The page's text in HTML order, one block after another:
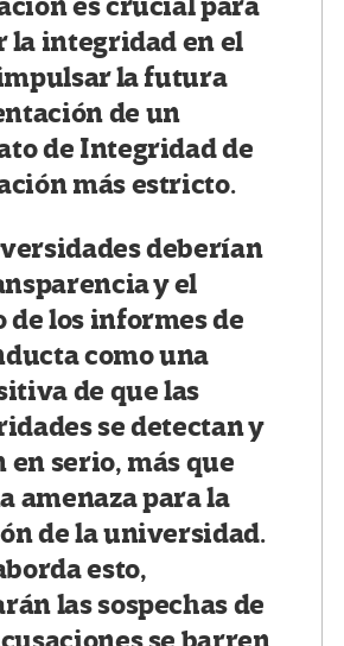
la integridad en el
la futura
de un
de Integridad de
más estricto.
deberían
y el
de los informes de
como una
de que las
se detectan y
en serio, más que
amenaza para la
de la universidad.
esto,
las sospechas de